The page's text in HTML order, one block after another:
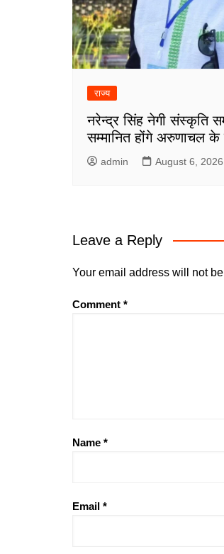
राज्य
नरेन्द्र सिंह नेगी संस्कृति
सम्मानित होंगे अरुणाचल के
admin August 6, 2026
Leave a Reply
Your email address will not
Comment *
Name *
Email *